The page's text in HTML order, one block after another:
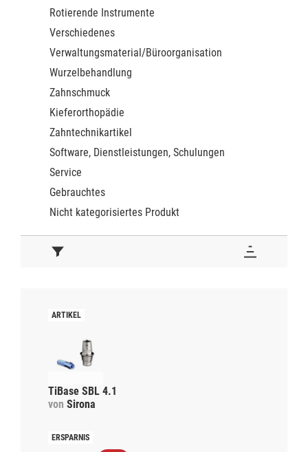
Rotierende Instrumente
Verschiedenes
Verwaltungsmaterial/Büroorganisation
Wurzelbehandlung
Zahnschmuck
Kieferorthopädie
Zahntechnikartikel
Software, Dienstleistungen, Schulungen
Service
Gebrauchtes
Nicht kategorisiertes Produkt
TiBase SBL 4.1
von Sirona